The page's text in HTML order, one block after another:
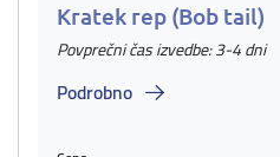
Kratek rep (Bob tail)
Povprečni čas izvedbe: 3-4 dni
Podrobno